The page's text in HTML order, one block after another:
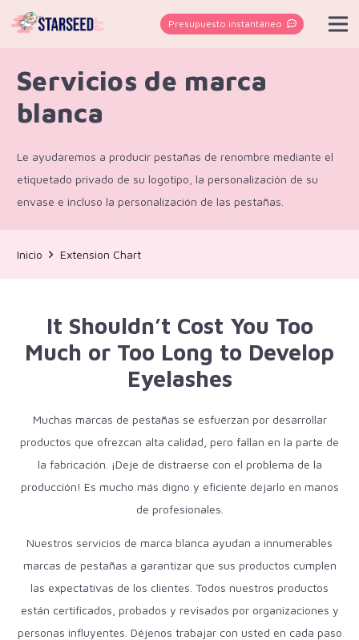
Presupuesto instantáneo
Servicios de marca
blanca
Le ayudaremos a producir pestañas de renombre mediante el
etiquetado privado de su logotipo, la personalización de su
envase e incluso la personalización de las pestañas.
Inicio Extension Chart
It Shouldn’t Cost You Too
Much or Too Long to Develop
Eyelashes
Muchas marcas de pestañas se esfuerzan por desarrollar
productos que ofrezcan alta calidad, pero fallan en la parte de
la fabricación. ¡Deje de distraerse con el problema de la
producción! Es mucho más digno y eficiente dejarlo en manos
de profesionales.
Nuestros servicios de marca blanca ayudan a innumerables
marcas de pestañas a garantizar que sus productos cumplen
las expectativas de los clientes. Todos nuestros productos
están certificados, probados y revisados por organizaciones y
personas influyentes. Déjenos trabajar con usted en cada paso